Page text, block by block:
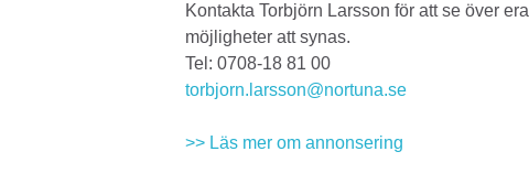
Kontakta Torbjörn Larsson för att se över era
möjligheter att synas.
Tel: 0708-18 81 00
torbjorn.larsson@nortuna.se
>> Läs mer om annonsering